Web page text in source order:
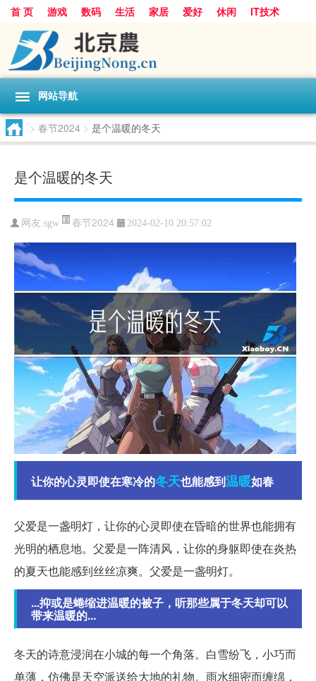
首 页 游戏 数码 生活 家居 爱好 休闲
IT技术
互联网
手机 购物
网站导航
> 春节2024 > 是个温暖的冬天
是个温暖的冬天
网友:sgw 春节2024 2024-02-10 20:57:02
让你的心灵即使在寒冷的冬天也能感到温暖如春
父爱是一盏明灯，让你的心灵即使在昏暗的世界也能拥有
光明的栖息地。父爱是一阵清风，让你的身躯即使在炎热
的夏天也能感到丝丝凉爽。父爱是一盏明灯。
...抑或是蜷缩进温暖的被子，听那些属于冬天却可以
带来温暖的...
冬天的诗意浸润在小城的每一个角落。白雪纷飞，小巧而
单薄，仿佛是天空派送给大地的礼物。雨水细密而缠绵，